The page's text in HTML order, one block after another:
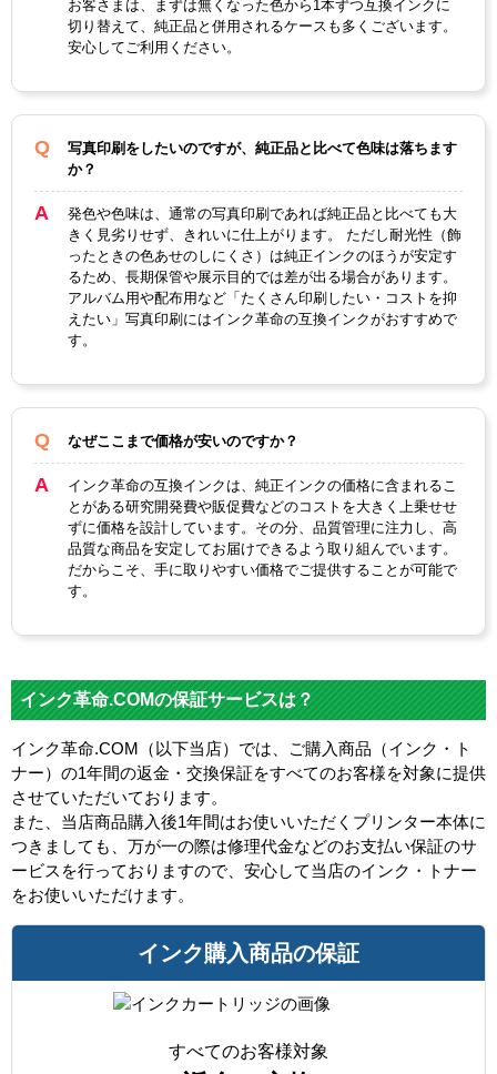
お客さまは、まずは無くなった色から1本ずつ互換インクに
切り替えて、純正品と併用されるケースも多くございます。
安心してご利用ください。
写真印刷をしたいのですが、純正品と比べて色味は落ちます
か？
発色や色味は、通常の写真印刷であれば純正品と比べても大
きく見劣りせず、きれいに仕上がります。 ただし耐光性（飾
ったときの色あせのしにくさ）は純正インクのほうが安定す
るため、長期保管や展示目的では差が出る場合があります。
アルバム用や配布用など「たくさん印刷したい・コストを抑
えたい」写真印刷にはインク革命の互換インクがおすすめで
す。
なぜここまで価格が安いのですか？
インク革命の互換インクは、純正インクの価格に含まれるこ
とがある研究開発費や販促費などのコストを大きく上乗せせ
ずに価格を設計しています。その分、品質管理に注力し、高
品質な商品を安定してお届けできるよう取り組んでいます。
だからこそ、手に取りやすい価格でご提供することが可能で
す。
インク革命.COMの保証サービスは？
インク革命.COM（以下当店）では、ご購入商品（インク・ト
ナー）の1年間の返金・交換保証をすべてのお客様を対象に提供
させていただいております。
また、当店商品購入後1年間はお使いいただくプリンター本体に
つきましても、万が一の際は修理代金などのお支払い保証のサ
ービスを行っておりますので、安心して当店のインク・トナー
をお使いいただけます。
インク購入商品の保証
すべてのお客様対象